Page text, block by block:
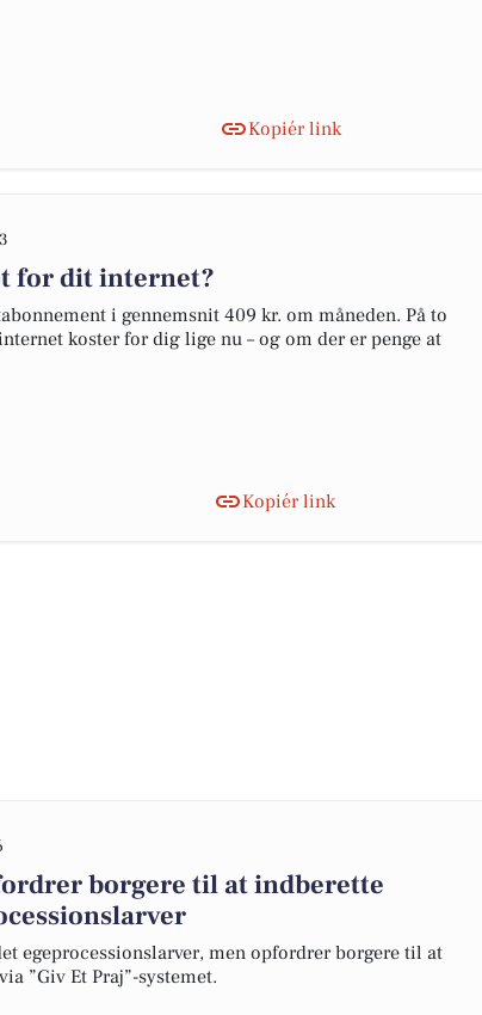
Kopiér link
for dit internet?
i gennemsnit 409 kr. om måneden. På to
koster for dig lige nu – og om der er penge at
Kopiér link
borgere til at indberette
egeprocessionslarver, men opfordrer borgere til at
”Giv Et Praj”-systemet.